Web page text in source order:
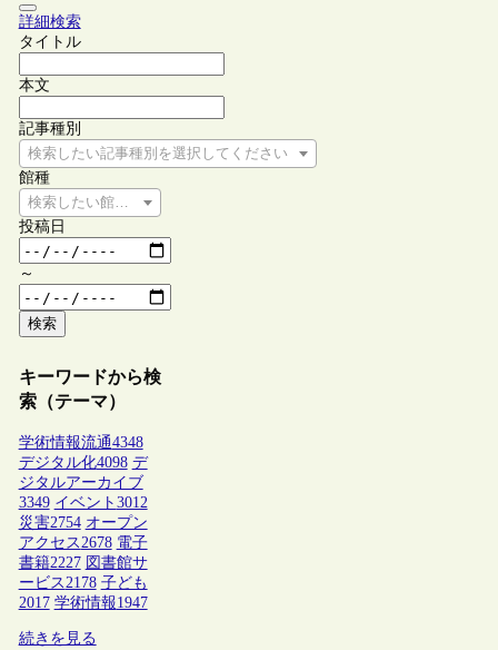
詳細検索
タイトル
本文
記事種別
検索したい記事種別を選択してください
館種
検索したい館種を選択してください
投稿日
～
検索
キーワードから検
索（テーマ）
学術情報流通4348
デジタル化4098 デ
ジタルアーカイブ
3349 イベント 3012
災害2754 オープン
アクセス 2678 電子
書籍2227 図書館サ
ービス 2178 子ども
2017 学術情報1947
続きを見る